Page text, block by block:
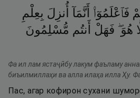
فَٱعْلَمُوٓا۟ أَنَّمَآ أُنزِلَ بِعِلْمِ
هُوَ ۖ فَهَلْ أَنتُم مُّسْلِمُونَ
Фа ил лам ястаҷӣбу лакум фаъламу
биъилмиллаҳи ва алла илаҳа илла Ҳу.
Пас, агар кофирон сухани